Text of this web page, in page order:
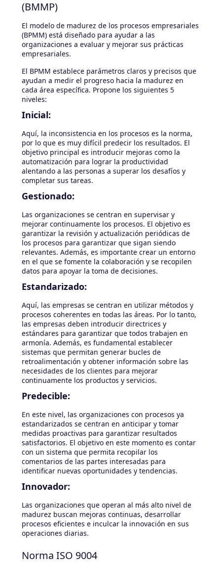
(BMMP)
El modelo de madurez de los procesos empresariales
(BPMM) está diseñado para ayudar a las
organizaciones a evaluar y mejorar sus prácticas
empresariales.
El BPMM establece parámetros claros y precisos que
ayudan a medir el progreso hacia la madurez en
cada área específica. Propone los siguientes 5
niveles:
Inicial:
Aquí, la inconsistencia en los procesos es la norma,
por lo que es muy difícil predecir los resultados. El
objetivo principal es introducir mejoras como la
automatización para lograr la productividad
alentando a las personas a superar los desafíos y
completar sus tareas.
Gestionado:
Las organizaciones se centran en supervisar y
mejorar continuamente los procesos. El objetivo es
garantizar la revisión y actualización periódicas de
los procesos para garantizar que sigan siendo
relevantes. Además, es importante crear un entorno
en el que se fomente la colaboración y se recopilen
datos para apoyar la toma de decisiones.
Estandarizado:
Aquí, las empresas se centran en utilizar métodos y
procesos coherentes en todas las áreas. Por lo tanto,
las empresas deben introducir directrices y
estándares para garantizar que todos trabajen en
armonía. Además, es fundamental establecer
sistemas que permitan generar bucles de
retroalimentación y obtener información sobre las
necesidades de los clientes para mejorar
continuamente los productos y servicios.
Predecible:
En este nivel, las organizaciones con procesos ya
estandarizados se centran en anticipar y tomar
medidas proactivas para garantizar resultados
satisfactorios. El objetivo en este momento es contar
con un sistema que permita recopilar los
comentarios de las partes interesadas para
identificar nuevas oportunidades y tendencias.
Innovador:
Las organizaciones que operan al más alto nivel de
madurez buscan mejoras continuas, desarrollar
procesos eficientes e inculcar la innovación en sus
operaciones diarias.
Norma ISO 9004